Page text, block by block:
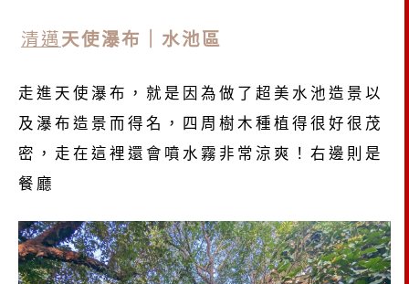
清邁 天使瀑布｜水池區
走進天使瀑布，就是因為做了超美水池造景以
及瀑布造景而得名，四周樹木種植得很好很茂
密，走在這裡還會噴水霧非常涼爽！右邊則是
餐廳